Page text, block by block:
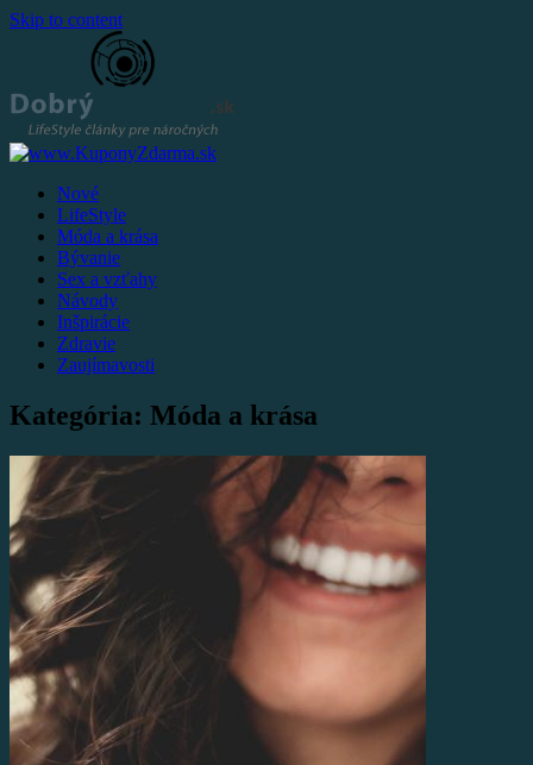
Skip to content
Nové
LifeStyle
Móda a krása
Bývanie
Sex a vzťahy
Návody
Inšpirácie
Zdravie
Zaujímavosti
Kategória: Móda a krása